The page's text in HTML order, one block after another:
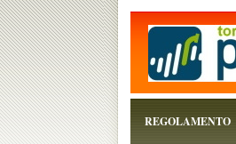
REGOLAMENTO